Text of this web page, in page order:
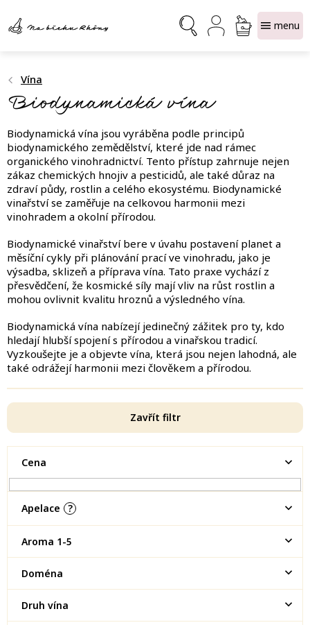
obsah
NÁKUPNÍ
KOŠÍK
Vína
Biodynamická vína
Biodynamická vína jsou vyráběna podle principů
biodynamického zemědělství, které jde nad rámec
organického vinohradnictví. Tento přístup zahrnuje nejen
zákaz chemických hnojiv a pesticidů, ale také důraz na
zdraví půdy, rostlin a celého ekosystému. Biodynamické
vinařství se zaměřuje na celkovou harmonii mezi
vinohradem a okolní přírodou.
Biodynamické vinařství bere v úvahu postavení planet a
měsíční cykly při plánování prací ve vinohradu, jako je
výsadba, sklizeň a příprava vína. Tato praxe vychází z
přesvědčení, že kosmické síly mají vliv na růst rostlin a
mohou ovlivnit kvalitu hroznů a výsledného vína.
Biodynamická vína nabízejí jedinečný zážitek pro ty, kdo
hledají hlubší spojení s přírodou a vinařskou tradicí.
Vyzkoušejte je a objevte vína, která jsou nejen lahodná, ale
také odrážejí harmonii mezi člověkem a přírodou.
Zavřít filtr
Cena
Apelace ?
Aroma 1-5
Doména
Druh vína